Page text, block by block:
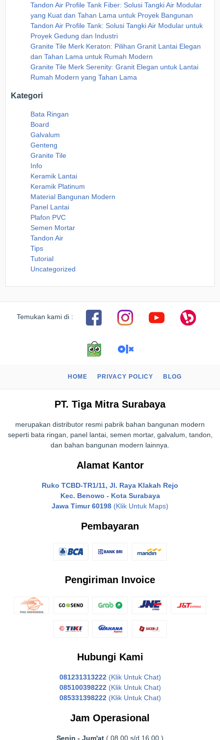
Tandon Air Profile Tank Fiber: Solusi Tangki Air Modular
yang Kuat dan Tahan Lama untuk Proyek Bangunan
Tandon Air Profile Tank: Solusi Tangki Air Modular untuk
Proyek Gedung dan Industri
Granite Tile Merk Keraton: Pilihan Granit Lantai Elegan
dan Tahan Lama untuk Rumah Modern
Granite Tile Merk Serenity: Granit Elegan untuk Lantai
Rumah Modern yang Tahan Lama
Kategori
Bata Ringan
Board
Galvalum
Genteng
Granite Tile
Info
Keramik Lantai
Keramik Platinum
Material Bangunan Modern
Panel Lantai
Plafon PVC
Semen Mortar
Tandon Air
Tips
Tutorial
Uncategorized
Temukan kami di :
HOME PRIVACY POLICY BLOG
PT. Tiga Mitra Surabaya
merupakan distributor resmi pabrik bahan bangunan modern
seperti bata ringan, panel lantai, semen mortar, galvalum, tandon,
dan bahan bangunan modern lainnya.
Alamat Kantor
Ruko TCBD-TR1/11, Jl. Raya Klakah Rejo
Kec. Benowo - Kota Surabaya
Jawa Timur 60198 (Klik Untuk Maps)
Pembayaran
Pengiriman Invoice
Hubungi Kami
081231313222 (Klik Untuk Chat)
085100398222 (Klik Untuk Chat)
085331398222 (Klik Untuk Chat)
Jam Operasional
Senin - Jum'at ( 08.00 s/d 16.00 )